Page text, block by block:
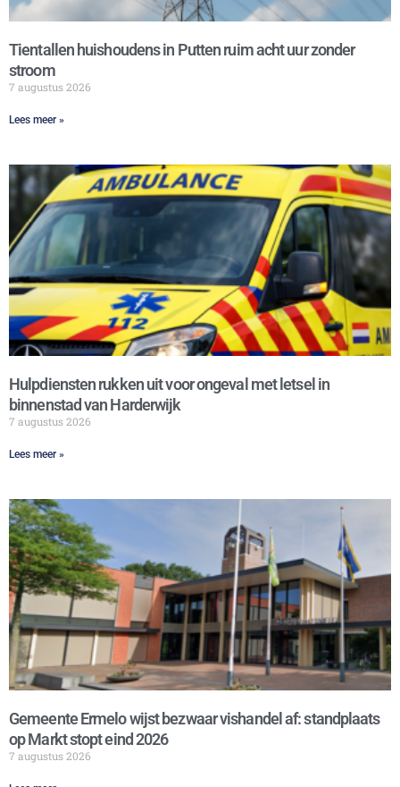
Tientallen huishoudens in Putten ruim acht uur zonder
stroom
7 augustus 2026
Lees meer »
Hulpdiensten rukken uit voor ongeval met letsel in
binnenstad van Harderwijk
7 augustus 2026
Lees meer »
Gemeente Ermelo wijst bezwaar vishandel af: standplaats
op Markt stopt eind 2026
7 augustus 2026